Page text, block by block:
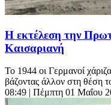
Η εκτέλεση την
Καισαριανή
Το 1944 οι Γερμανοί
βάζοντας άλλον στη θέση
08:49 | Πέμπτη 01 Μαΐου